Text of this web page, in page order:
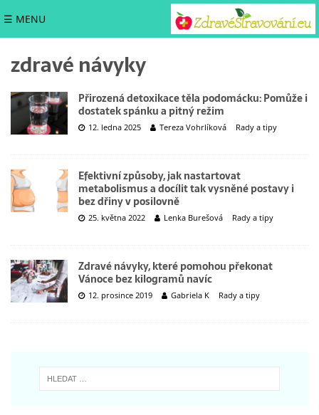
☰ MENU
zdravé návyky
Přirozená detoxikace těla podomácku: Pomůže i
dostatek spánku a pitný režim
12. ledna 2025 Tereza Vohrlíková Rady a tipy
Efektivní způsoby, jak nastartovat
metabolismus a docílit tak vysněné postavy i
bez dřiny v posilovně
25. května 2022 Lenka Burešová Rady a tipy
Zdravé návyky, které pomohou překonat
Vánoce bez kilogramů navíc
12. prosince 2019 Gabriela K Rady a tipy